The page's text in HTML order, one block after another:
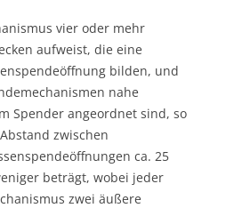
vier oder mehr
aufweist, die eine
bilden, und
nahe
Spender angeordnet sind, so
zwischen
ca. 25
beträgt, wobei jeder
zwei äußere